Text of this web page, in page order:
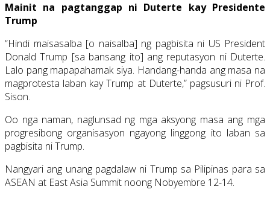
Mainit na pagtanggap ni Duterte kay Presidente
Trump
“Hindi maisasalba [o naisalba] ng pagbisita ni US President
Donald Trump [sa bansang ito] ang reputasyon ni Duterte.
Lalo pang mapapahamak siya. Handang-handa ang masa na
magprotesta laban kay Trump at Duterte,” pagsusuri ni Prof.
Sison.
Oo nga naman, naglunsad ng mga aksyong masa ang mga
progresibong organisasyon ngayong linggong ito laban sa
pagbisita ni Trump.
Nangyari ang unang pagdalaw ni Trump sa Pilipinas para sa
ASEAN at East Asia Summit noong Nobyembre 12-14.